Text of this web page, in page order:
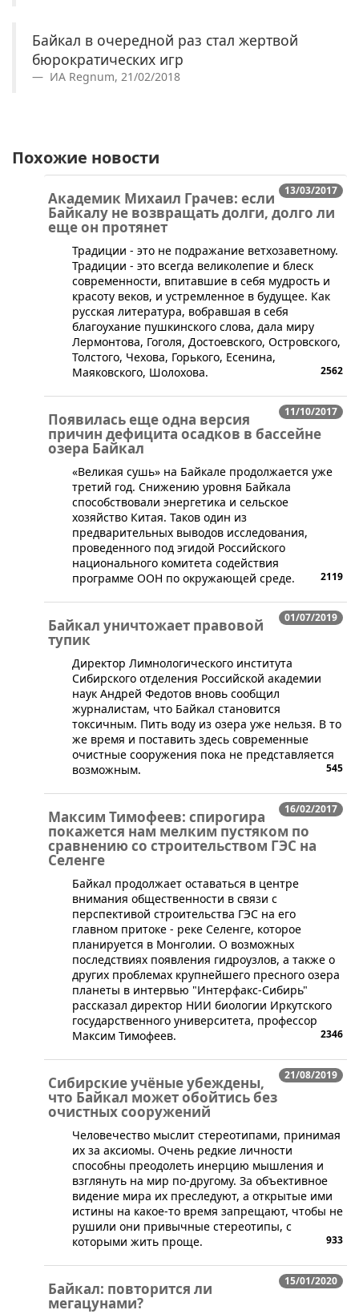
Байкал в очередной раз стал жертвой
бюрократических игр
ИА Regnum, 21/02/2018
Похожие новости
13/03/2017
Академик Михаил Грачев: если
Байкалу не возвращать долги, долго ли
еще он протянет
Традиции - это не подражание ветхозаветному.
Традиции - это всегда великолепие и блеск
современности, впитавшие в себя мудрость и
красоту веков, и устремленное в будущее. Как
русская литература, вобравшая в себя
благоухание пушкинского слова, дала миру
Лермонтова, Гоголя, Достоевского, Островского,
Толстого, Чехова, Горького, Есенина,
Маяковского, Шолохова.
2562
11/10/2017
Появилась еще одна версия
причин дефицита осадков в бассейне
озера Байкал
«Великая сушь» на Байкале продолжается уже
третий год. Снижению уровня Байкала
способствовали энергетика и сельское
хозяйство Китая. Таков один из
предварительных выводов исследования,
проведенного под эгидой Российского
национального комитета содействия
программе ООН по окружающей среде.
2119
01/07/2019
Байкал уничтожает правовой
тупик
Директор Лимнологического института
Сибирского отделения Российской академии
наук Андрей Федотов вновь сообщил
журналистам, что Байкал становится
токсичным. Пить воду из озера уже нельзя. В то
же время и поставить здесь современные
очистные сооружения пока не представляется
возможным.
545
16/02/2017
Максим Тимофеев: спирогира
покажется нам мелким пустяком по
сравнению со строительством ГЭС на
Селенге
Байкал продолжает оставаться в центре
внимания общественности в связи с
перспективой строительства ГЭС на его
главном притоке - реке Селенге, которое
планируется в Монголии. О возможных
последствиях появления гидроузлов, а также о
других проблемах крупнейшего пресного озера
планеты в интервью "Интерфакс-Сибирь"
рассказал директор НИИ биологии Иркутского
государственного университета, профессор
Максим Тимофеев.
2346
21/08/2019
Сибирские учёные убеждены,
что Байкал может обойтись без
очистных сооружений
Человечество мыслит стереотипами, принимая
их за аксиомы. Очень редкие личности
способны преодолеть инерцию мышления и
взглянуть на мир по-другому. За объективное
видение мира их преследуют, а открытые ими
истины на какое-то время запрещают, чтобы не
рушили они привычные стереотипы, с
которыми жить проще.
933
15/01/2020
Байкал: повторится ли
мегацунами?